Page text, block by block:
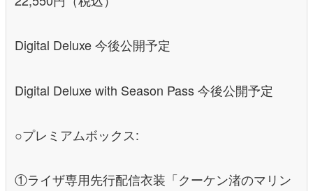
Digital Deluxe 今後公開予定
Digital Deluxe with Season Pass 今後公開予定
○プレミアムボックス:
①ライザ専用先行配信衣装「クーケン渚のマリン